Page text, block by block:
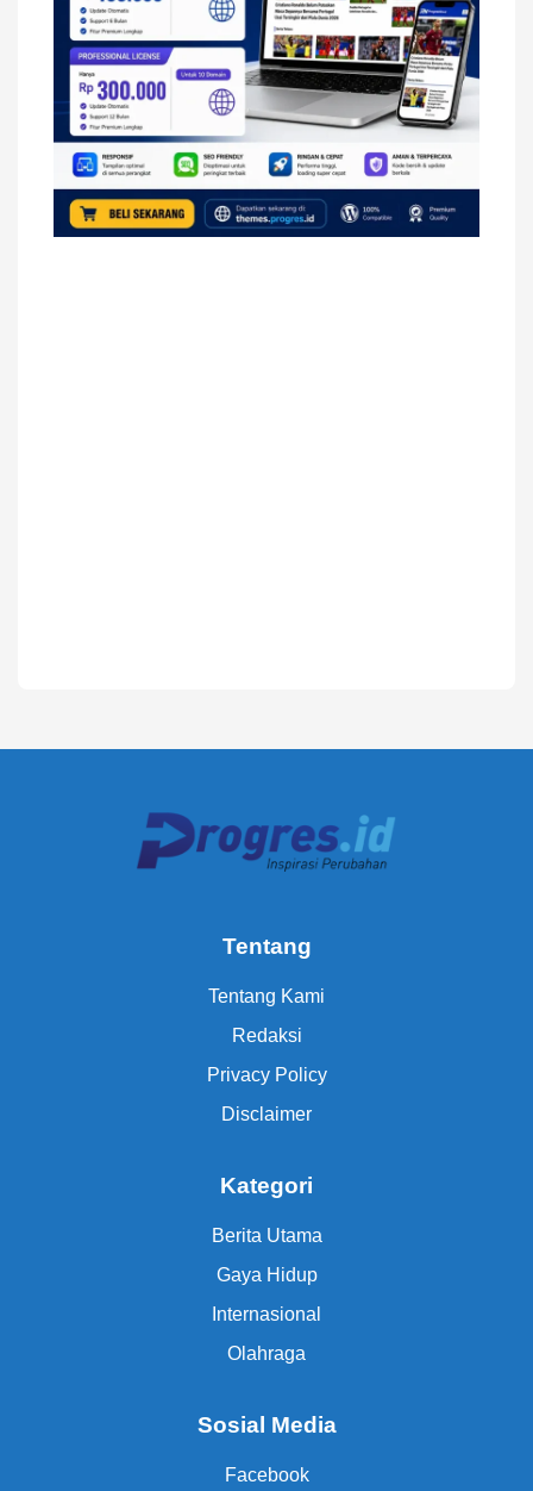
Tentang
Tentang Kami
Redaksi
Privacy Policy
Disclaimer
Kategori
Berita Utama
Gaya Hidup
Internasional
Olahraga
Sosial Media
Facebook